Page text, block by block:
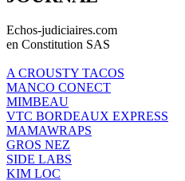
Echos-judiciaires.com
en Constitution SAS
A CROUSTY TACOS
MANCO CONECT
MIMBEAU
VTC BORDEAUX EXPRESS
MAMAWRAPS
GROS NEZ
SIDE LABS
KIM LOC